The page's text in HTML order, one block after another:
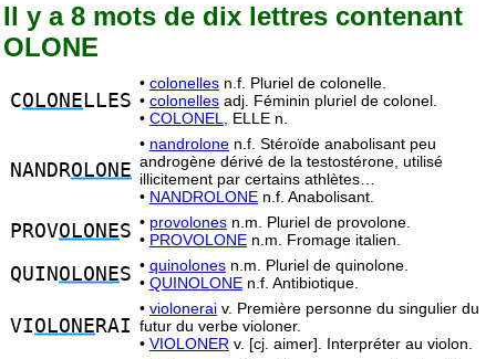
Il y a 8 mots de dix lettres contenant
OLONE
COLONE LLES
• colonelles n.f. Pluriel de colonelle.
• colonelles adj. Féminin pluriel de colonel.
• COLONEL, ELLE n.
NANDROLONE
• nandrolone n.f. Stéroïde anabolisant peu
androgène dérivé de la testostérone, utilisé
illicitement par certains athlètes…
• NANDROLONE n.f. Anabolisant.
PROVOLONES • provolones n.m. Pluriel de provolone.
• PROVOLONE n.m. Fromage italien.
QUIN OLONES • quinolones n.m. Pluriel de quinolone.
• QUINOLONE n.f. Antibiotique.
VIOLONE RAI
• violonerai v. Première personne du singulier du
futur du verbe violoner.
• VIOLONER v. [cj. aimer]. Interpréter au violon.